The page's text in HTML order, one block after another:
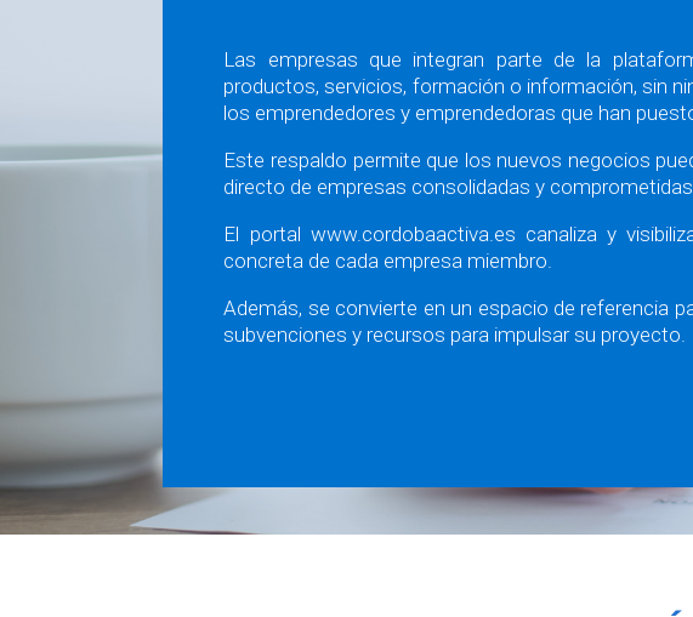
Las empresas que integran parte de la
productos, servicios, formación o información, sin
los emprendedores y emprendedoras que han
Este respaldo permite que los nuevos negocios
directo de empresas consolidadas y comprometidas.
El portal www.cordobaactiva.es canaliza y
concreta de cada empresa miembro.
Además, se convierte en un espacio de referencia
subvenciones y recursos para impulsar su proyecto.